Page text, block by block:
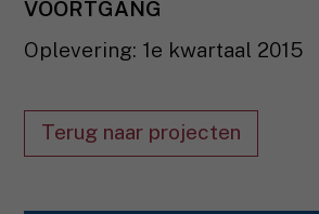
VOORTGANG
Oplevering: 1e kwartaal 2015
Terug naar projecten